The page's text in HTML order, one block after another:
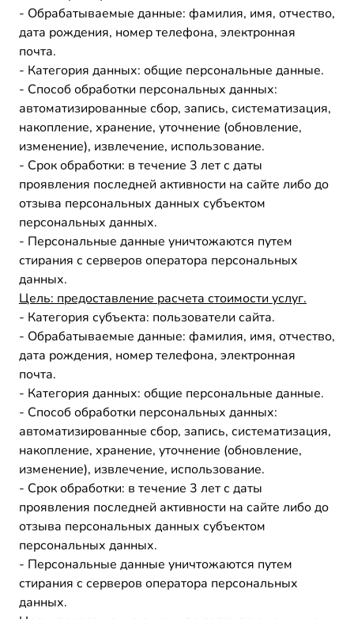
- Обрабатываемые данные: фамилия, имя, отчество,
дата рождения, номер телефона, электронная
почта.
- Категория данных: общие персональные данные.
- Способ обработки персональных данных:
автоматизированные сбор, запись, систематизация,
накопление, хранение, уточнение (обновление,
изменение), извлечение, использование.
- Срок обработки: в течение 3 лет с даты
проявления последней активности на сайте либо до
отзыва персональных данных субъектом
персональных данных.
- Персональные данные уничтожаются путем
стирания с серверов оператора персональных
данных.
Цель: предоставление расчета стоимости услуг.
- Категория субъекта: пользователи сайта.
- Обрабатываемые данные: фамилия, имя, отчество,
дата рождения, номер телефона, электронная
почта.
- Категория данных: общие персональные данные.
- Способ обработки персональных данных:
автоматизированные сбор, запись, систематизация,
накопление, хранение, уточнение (обновление,
изменение), извлечение, использование.
- Срок обработки: в течение 3 лет с даты
проявления последней активности на сайте либо до
отзыва персональных данных субъектом
персональных данных.
- Персональные данные уничтожаются путем
стирания с серверов оператора персональных
данных.